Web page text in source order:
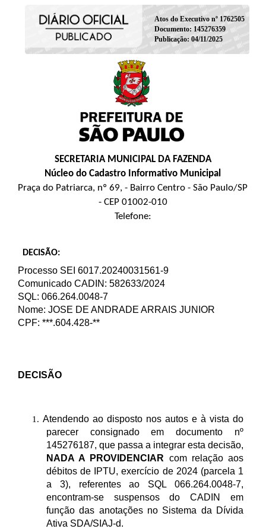
Atos do Executivo nº 1762505
Documento: 145276359
Publicação: 04/11/2025
SECRETARIA MUNICIPAL DA FAZENDA
Núcleo do Cadastro Informativo Municipal
Praça do Patriarca, nº 69, - Bairro Centro - São Paulo/SP
- CEP 01002-010
Telefone:
DECISÃO:
Processo SEI 6017.20240031561-9
Comunicado CADIN: 582633/2024
SQL: 066.264.0048-7
Nome: JOSE DE ANDRADE ARRAIS JUNIOR
CPF: ***.604.428-**
DECISÃO
1. Atendendo ao disposto nos autos e à vista do
parecer consignado em documento nº
145276187, que passa a integrar esta decisão,
NADA A PROVIDENCIAR com relação aos
débitos de IPTU, exercício de 2024 (parcela 1
a 3), referentes ao SQL 066.264.0048-7,
encontram-se suspensos do CADIN em
função das anotações no Sistema da Dívida
Ativa SDA/SIAJ-d.